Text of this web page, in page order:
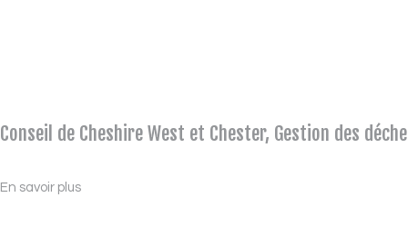
Conseil de Cheshire West et Chester, Gestion des
En savoir plus